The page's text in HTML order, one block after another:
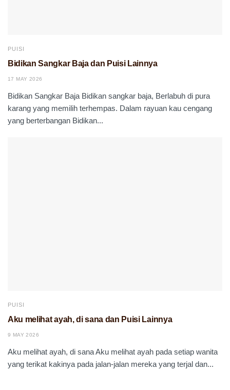
PUISI
Bidikan Sangkar Baja dan Puisi Lainnya
17 MAY 2026
Bidikan Sangkar Baja Bidikan sangkar baja, Berlabuh di pura
karang yang memilih terhempas. Dalam rayuan kau cengang
yang berterbangan Bidikan...
PUISI
Aku melihat ayah, di sana dan Puisi Lainnya
9 MAY 2026
Aku melihat ayah, di sana Aku melihat ayah pada setiap wanita
yang terikat kakinya pada jalan-jalan mereka yang terjal dan...